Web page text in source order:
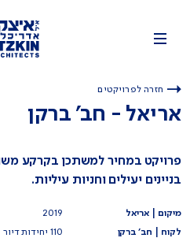
חזרה לפרויקטים
אריאל - חב' ברקן
פרויקט במחיר למשתכן בקרקע
בניינים יעילים וחניות עיליות.
מיקום | אריאל
לקוח | חב' ברקן
2019
110 יחידות דיור